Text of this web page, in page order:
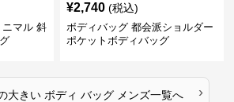
マル 斜
¥2,740 (税込)
ボディバッグ 都会派ショルダー
ポケットボディバッグ
大きい ボディ バッグ メンズ一覧へ ›